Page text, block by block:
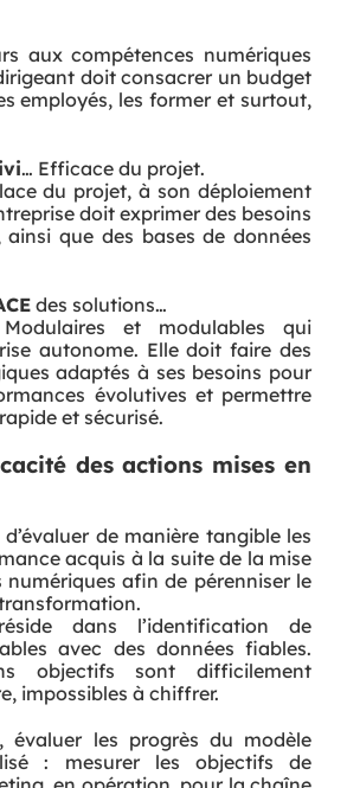
aux compétences numériques
doit consacrer un budget
employés, les former et surtout,
… Efficace du projet.
du projet, à son déploiement
doit exprimer des besoins
que des bases de données
des solutions…
et modulables qui
autonome. Elle doit faire des
adaptés à ses besoins pour
évolutives et permettre
et sécurisé.
des actions mises en
de manière tangible les
acquis à la suite de la mise
numériques afin de pérenniser le
dans l’identification de
avec des données fiables.
objectifs sont difficilement
impossibles à chiffrer.
évaluer les progrès du modèle
: mesurer les objectifs de